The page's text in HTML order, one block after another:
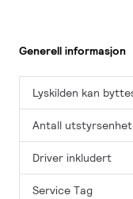
Generell informasjon
Lyskilden kan
Antall
Driver inkludert
Service Tag